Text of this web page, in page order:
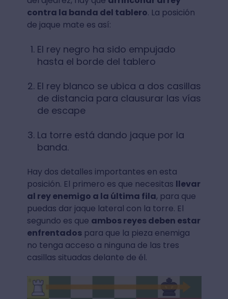
contra la banda del tablero. La posición
de jaque mate es así:
El rey negro ha sido empujado
hasta el borde del tablero
El rey blanco se ubica a dos casillas
de distancia para clausurar las vías
de escape
La torre está dando jaque por la
banda.
Hay dos detalles importantes en esta
posición. El primero es que necesitas llevar
al rey enemigo a la última fila, para que
puedas dar jaque lateral con la torre. El
segundo es que ambos reyes deben estar
enfrentadospara que la pieza enemiga
no tenga acceso a ninguna de las tres
casillas situadas delante de él.